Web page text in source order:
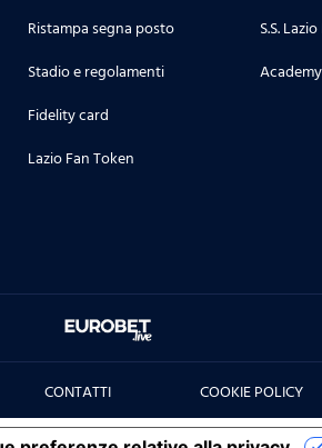
Ristampa segna posto
Stadio e regolamenti
Fidelity card
Lazio Fan Token
S.S.
CONTATTI COOKIE POLICY